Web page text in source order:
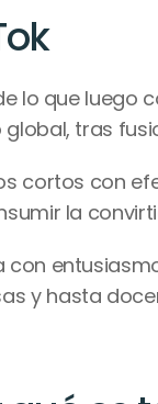
lo que luego
tras
cortos con
la
con
y hasta